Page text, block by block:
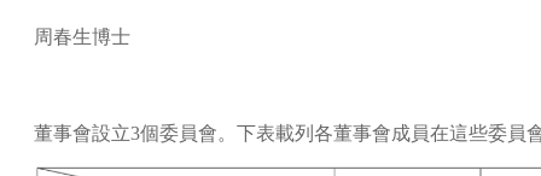
周春生博士
董事會設立3個委員會。下表載列各董事會成員在這些委員